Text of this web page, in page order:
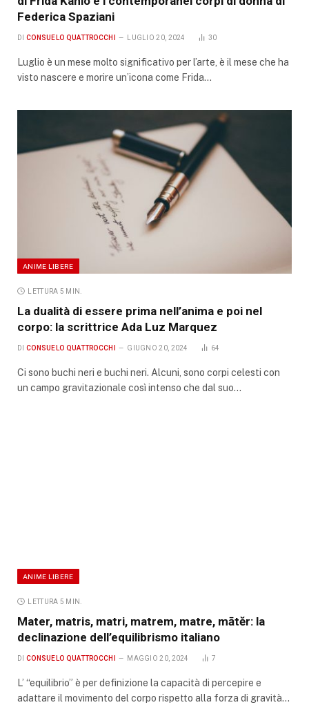
Federica Spaziani
DI CONSUELO QUATTROCCHI LUGLIO 20, 2024 30
Luglio è un mese molto significativo per l’arte, è il mese che ha
visto nascere e morire un’icona come Frida…
ANIME LIBERE
LETTURA 5 MIN.
La dualità di essere prima nell’anima e poi nel
corpo: la scrittrice Ada Luz Marquez
DI CONSUELO QUATTROCCHI GIUGNO 20, 2024 64
Ci sono buchi neri e buchi neri. Alcuni, sono corpi celesti con
un campo gravitazionale così intenso che dal suo…
ANIME LIBERE
LETTURA 5 MIN.
Mater, matris, matri, matrem, matre, mātĕr: la
declinazione dell’equilibrismo italiano
DI CONSUELO QUATTROCCHI MAGGIO 20, 2024 7
L’ “equilibrio” è per definizione la capacità di percepire e
adattare il movimento del corpo rispetto alla forza di gravità…